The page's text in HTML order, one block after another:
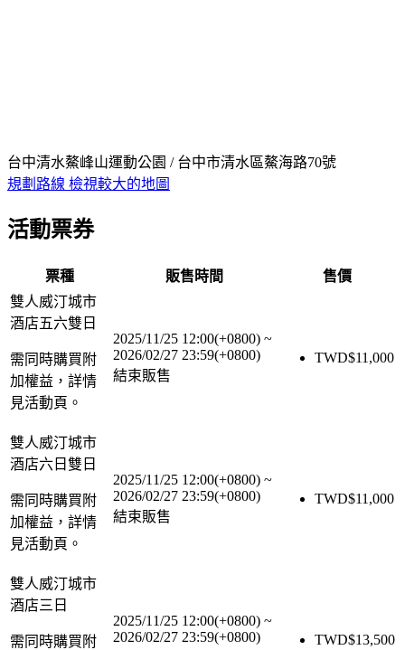
台中清水鰲峰山運動公園 / 台中市清水區鰲海路70號
規劃路線 檢視較大的地圖
活動票券
票種 販售時間
售價
雙人威汀城市
酒店五六雙日
需同時購買附
加權益，詳情
見活動頁。
2025/11/25 12:00(+0800) ~
2026/02/27 23:59(+0800)
結束販售
TWD$11,000
雙人威汀城市
酒店六日雙日
需同時購買附
加權益，詳情
見活動頁。
2025/11/25 12:00(+0800) ~
2026/02/27 23:59(+0800)
結束販售
TWD$11,000
雙人威汀城市
酒店三日
需同時購買附
2025/11/25 12:00(+0800) ~
2026/02/27 23:59(+0800)
TWD$13,500